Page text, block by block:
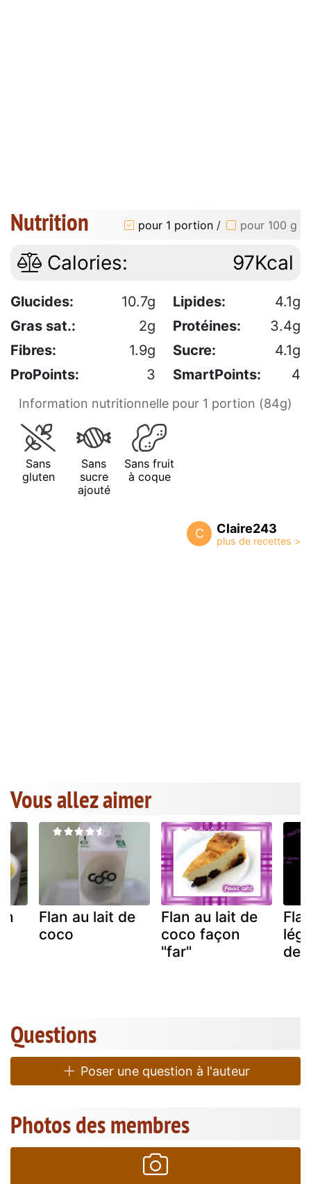
Nutrition pour 1 portion / pour 100 g
Calories: 97Kcal
Glucides: 10.7g Lipides:
4.1g
Gras sat.:
2g Protéines:
3.4g
Fibres:
1.9g Sucre:
4.1g
ProPoints:
3 SmartPoints: 4
Information nutritionnelle pour 1 portion (84g)
Sans
gluten
Sans
sucre
ajouté
Sans fruit
à coque
C Claire243
Vous allez aimer
Flan au lait de
coco
Flan au lait de
coco façon
"far"
de
Questions
Poser une question à l'auteur
Photos des membres